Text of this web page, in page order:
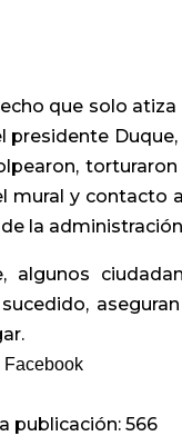
que solo
presidente
mural y contacto
la
algunos
Facebook
publicación: 566